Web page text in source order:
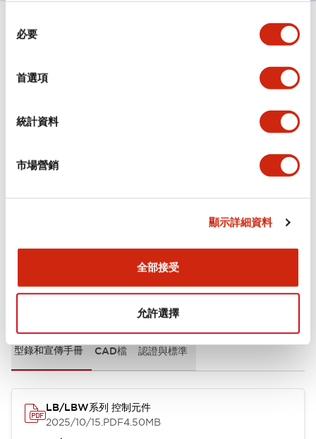
必要
首選項
統計資料
市場營銷
顯示詳細資料
全部接受
允許選擇
規格 顯示全部 +
文件和檔案
型錄和宣傳手冊 CAD檔 認證與標準
LB/LBW系列 控制元件
2025/10/15.PDF4.50MB